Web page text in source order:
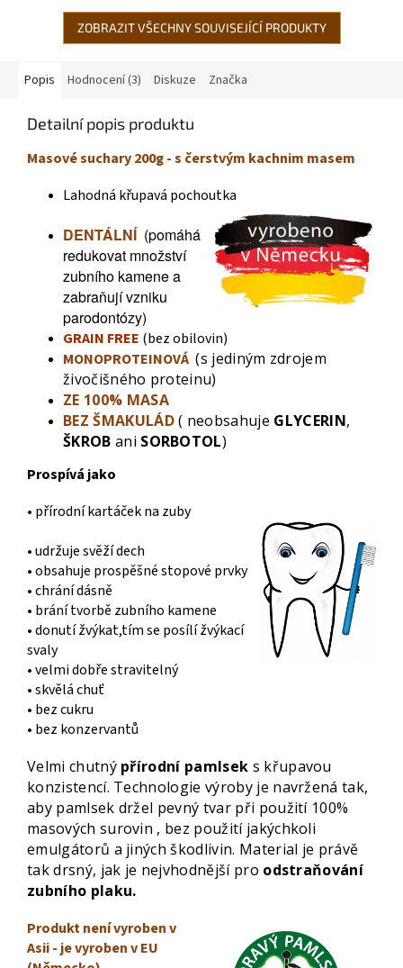
Obsahují...
ZOBRAZIT VŠECHNY SOUVISEJÍCÍ PRODUKTY
Popis Hodnocení (3) Diskuze Značka
Detailní popis produktu
Masové suchary 200g - s čerstvým kachnim masem
Lahodná křupavá pochoutka
DENTÁLNÍ (pomáhá
redukovat množství
zubního kamene a
zabraňují vzniku
parodontózy)
GRAIN FREE (bez obilovin)
MONOPROTEINOVÁ (s jediným zdrojem
živočišného proteinu)
ZE 100% MASA
BEZ ŠMAKULÁD( neobsahuje GLYCERIN,
ŠKROB ani SORBOTOL)
Prospívá jako
• přírodní kartáček na zuby
• udržuje svěží dech
• obsahuje prospěšné stopové prvky
• chrání dásně
• brání tvorbě zubního kamene
• donutí žvýkat,tím se posílí žvýkací
svaly
• velmi dobře stravitelný
• skvělá chuť
• bez cukru
• bez konzervantů
Velmi chutný přírodní pamlsek s křupavou
konzistencí. Technologie výroby je navržená tak,
aby pamlsek držel pevný tvar při použití 100%
masových surovin , bez použití jakýchkoli
emulgátorů a jiných škodlivin. Material je právě
tak drsný, jak je nejvhodnější pro odstraňování
zubního plaku.
Produkt není vyroben v
Asii - je vyroben v EU